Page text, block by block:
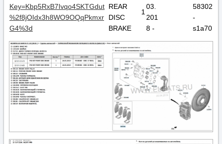
REAR
DISC
BRAKE
1
03.
201
8 -
58302
-
s1a70